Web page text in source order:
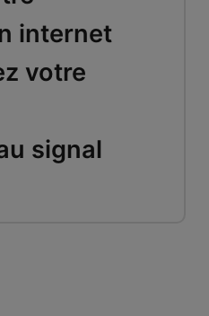
internet
votre
signal